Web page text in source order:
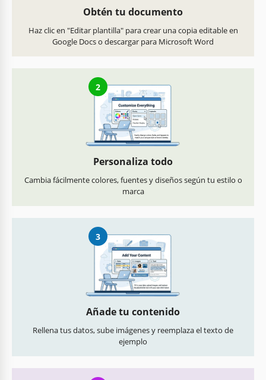
Obtén tu documento
Haz clic en "Editar plantilla" para crear una copia editable en
Google Docs o descargar para Microsoft Word
2
Personaliza todo
Cambia fácilmente colores, fuentes y diseños según tu estilo o
marca
3
Añade tu contenido
Rellena tus datos, sube imágenes y reemplaza el texto de
ejemplo